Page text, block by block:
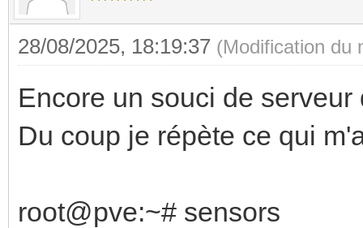
28/08/2025, 18:19:37 (Modification du
Encore un souci de
Du coup je répète ce qui
root@pve:~# sensors